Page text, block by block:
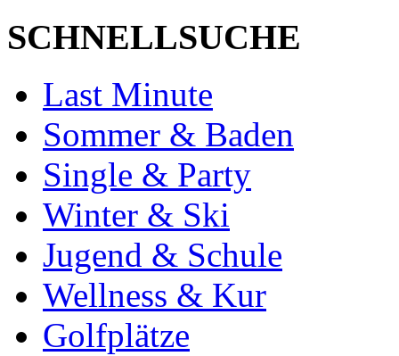
SCHNELLSUCHE
Last Minute
Sommer & Baden
Single & Party
Winter & Ski
Jugend & Schule
Wellness & Kur
Golfplätze